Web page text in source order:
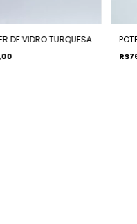
DE VIDRO TURQUESA